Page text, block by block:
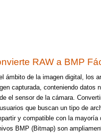
RAW a BMP
ámbito de la imagen digital, los
capturada, conteniendo datos
el sensor de la cámara.
que buscan un tipo de
y compatible con la
BMP (Bitmap) son